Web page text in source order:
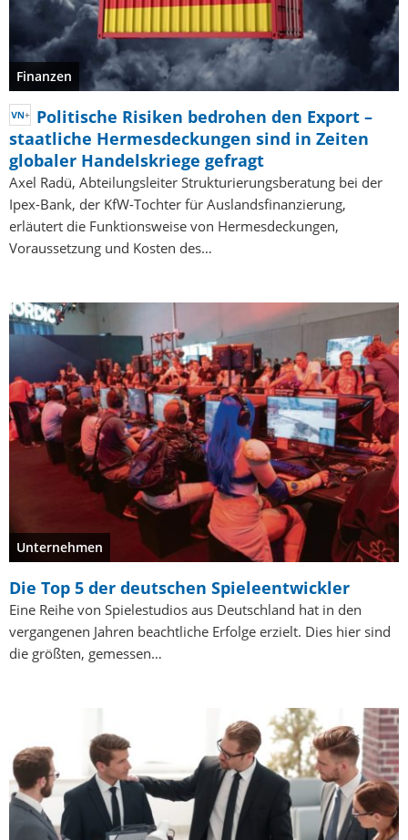
Finanzen
Politische Risiken bedrohen den Export –
staatliche Hermesdeckungen sind in Zeiten
globaler Handelskriege gefragt
Axel Radü, Abteilungsleiter Strukturierungsberatung bei der
Ipex-Bank, der KfW-Tochter für Auslandsfinanzierung,
erläutert die Funktionsweise von Hermesdeckungen,
Voraussetzung und Kosten des…
Unternehmen
Die Top 5 der deutschen Spieleentwickler
Eine Reihe von Spielestudios aus Deutschland hat in den
vergangenen Jahren beachtliche Erfolge erzielt. Dies hier sind
die größten, gemessen…